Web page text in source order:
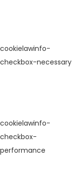
cookielawinfo-
checkbox-necessary
cookielawinfo-
checkbox-
performance